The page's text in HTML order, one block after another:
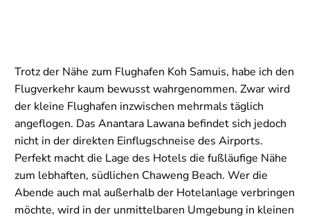
Trotz der Nähe zum Flughafen Koh Samuis, habe ich den
Flugverkehr kaum bewusst wahrgenommen. Zwar wird
der kleine Flughafen inzwischen mehrmals täglich
angeflogen. Das Anantara Lawana befindet sich jedoch
nicht in der direkten Einflugschneise des Airports.
Perfekt macht die Lage des Hotels die fußläufige Nähe
zum lebhaften, südlichen Chaweng Beach. Wer die
Abende auch mal außerhalb der Hotelanlage verbringen
möchte, wird in der unmittelbaren Umgebung in kleinen